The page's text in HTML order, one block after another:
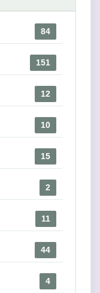
84
151
12
10
15
2
11
44
4